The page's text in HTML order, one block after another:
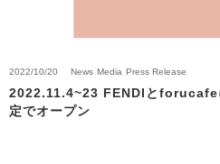
2022/10/20 News Media Press Release
2022.11.4~23 FENDIとforucafe
定でオープン